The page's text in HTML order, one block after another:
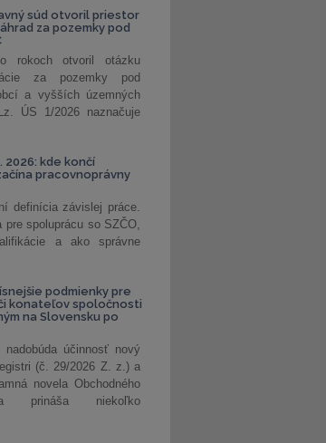
súd otvoril priestor
za pozemky pod
rokoch otvoril otázku
za pozemky pod
a vyšších územných
ÚS 1/2026 naznačuje
2026: kde končí
pracovnoprávny
definícia závislej práce.
spoluprácu so SZČO,
a ako správne
podmienky pre
konateľov spoločnosti
na Slovensku po
účinnosť nový
(č. 29/2026 Z. z.) a
novela Obchodného
prináša niekoľko